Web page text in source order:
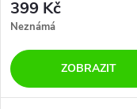
399 Kč
Neznámá
ZOBRAZIT